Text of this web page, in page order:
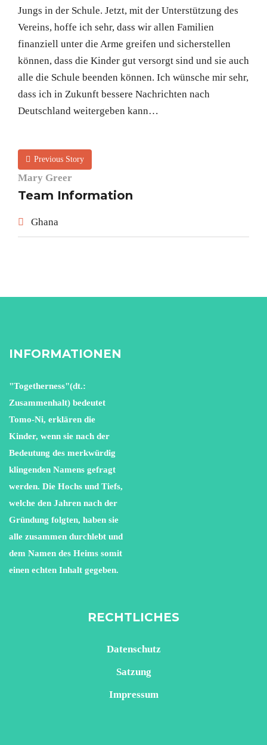
Jungs in der Schule. Jetzt, mit der Unterstützung des
Vereins, hoffe ich sehr, dass wir allen Familien
finanziell unter die Arme greifen und sicherstellen
können, dass die Kinder gut versorgt sind und sie auch
alle die Schule beenden können. Ich wünsche mir sehr,
dass ich in Zukunft bessere Nachrichten nach
Deutschland weitergeben kann…
Previous Story
Mary Greer
Team Information
Ghana
INFORMATIONEN
"Togetherness"(dt.:
Zusammenhalt) bedeutet
Tomo-Ni, erklären die
Kinder, wenn sie nach der
Bedeutung des merkwürdig
klingenden Namens gefragt
werden. Die Hochs und Tiefs,
welche den Jahren nach der
Gründung folgten, haben sie
alle zusammen durchlebt und
dem Namen des Heims somit
einen echten Inhalt gegeben.
RECHTLICHES
Datenschutz
Satzung
Impressum